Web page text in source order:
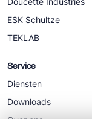
ESK Schultze
TEKLAB
Service
Diensten
Downloads
Over ons